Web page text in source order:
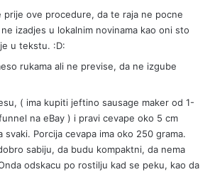
prije ove procedure, da te raja ne pocne
izadjes u lokalnim novinama kao oni sto
u tekstu. :D:
rukama ali ne previse, da ne izgube
( ima kupiti jeftino sausage maker od 1-
na eBay ) i pravi cevape oko 5 cm
svaki. Porcija cevapa ima oko 250 grama.
sabiju, da budu kompaktni, da nema
odskacu po rostilju kad se peku, kao da